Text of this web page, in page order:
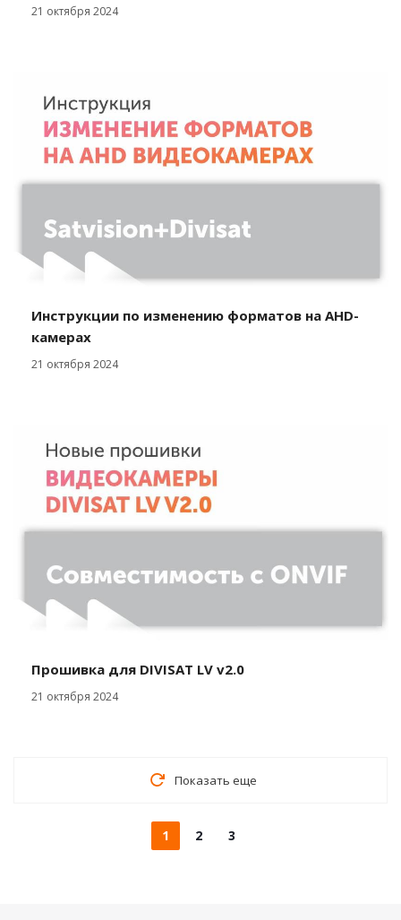
21 октября 2024
Инструкции по изменению форматов на AHD-
камерах
21 октября 2024
Прошивка для DIVISAT LV v2.0
21 октября 2024
Показать еще
1 2 3